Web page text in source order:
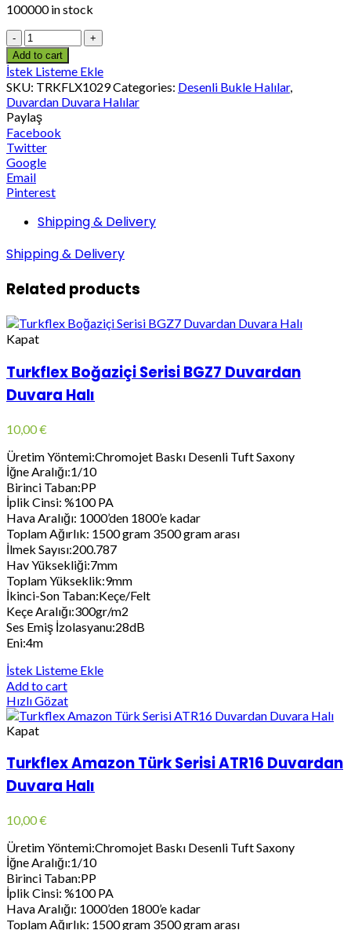
100000 in stock
Add to cart
İstek Listeme Ekle
SKU: TRKFLX1029Categories: Desenli Bukle Halılar,
Duvardan Duvara Halılar
Paylaş
Facebook
Twitter
Google
Email
Pinterest
Shipping & Delivery
Shipping & Delivery
Related products
Kapat
Turkflex Boğaziçi Serisi BGZ7 Duvardan
Duvara Halı
10,00€
Üretim Yöntemi:Chromojet Baskı Desenli Tuft Saxony
İğne Aralığı:1/10
Birinci Taban:PP
İplik Cinsi: %100 PA
Hava Aralığı: 1000’den 1800’e kadar
Toplam Ağırlık: 1500 gram 3500 gram arası
İlmek Sayısı:200.787
Hav Yüksekliği:7mm
Toplam Yükseklik:9mm
İkinci-Son Taban:Keçe/Felt
Keçe Aralığı:300gr/m2
Ses Emiş İzolasyanu:28dB
Eni:4m
İstek Listeme Ekle
Add to cart
Hızlı Gözat
Kapat
Turkflex Amazon Türk Serisi ATR16 Duvardan
Duvara Halı
10,00€
Üretim Yöntemi:Chromojet Baskı Desenli Tuft Saxony
İğne Aralığı:1/10
Birinci Taban:PP
İplik Cinsi: %100 PA
Hava Aralığı: 1000’den 1800’e kadar
Toplam Ağırlık: 1500 gram 3500 gram arası